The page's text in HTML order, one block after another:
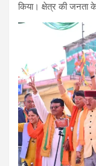
किया। क्षेत्र की जनता